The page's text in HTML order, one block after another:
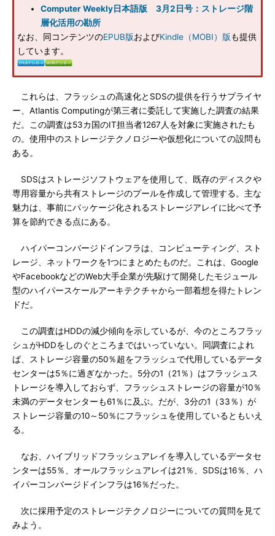
Computer Weekly日本語版 3月2日号：ストレージ階
層化活用の勘所
なお、同コンテンツのEPUB版およびKindle（MOBI）版も提供
しています。
これらは、フラッシュの高速化とSDSの提供を行うサプライヤ
ー、Atlantis Computingが第三者に委託して実施した調査の結果
だ。この調査は53カ国のIT担当者1267人を対象に実施されたも
の。使用中のストレージテクノロジーや仮想化についての設問も
ある。
SDSはストレージソフトウェアを使用して、既存のディスクや
専用容量から共有ストレージのプールを作成して管理する。主な
魅力は、事前にパッケージ化されるストレージアレイに比べて予
算を節約できる点にある。
ハイパーコンバージドインフラは、コンピューティング、スト
レージ、ネットワークを1つにまとめたものだ。これは、Google
やFacebookなどのWeb大手企業が先駆けて開発したモジュール
型のハイパースケールアーキテクチャから一部着想を得たトレン
ドだ。
この調査はHDDの減少傾向を示しているが、今のところフラッ
シュがHDDをしのぐところまではいっていない。同調査によれ
ば、ストレージ容量の50％超をフラッシュで代用しているデータ
センターは5％に過ぎなかった。5分の1（21％）はフラッシュス
トレージを導入しておらず、フラッシュストレージの容量が10％
未満のデータセンターも61％に及ぶ。だが、3分の1（33％）が
ストレージ容量の10～50％にフラッシュを使用しているともいえ
る。
なお、ハイブリッドフラッシュアレイを導入しているデータセ
ンターは55％、オールフラッシュアレイは21％、SDSは16％、ハ
イパーコンバージドインフラは16％だった。
次に採用予定のストレージテクノロジーについての質問を見て
みよう。